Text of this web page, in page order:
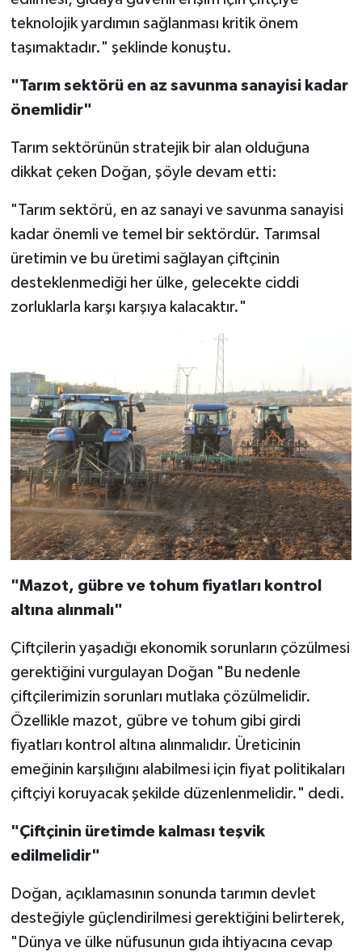
teknolojik yardımın sağlanması kritik önem
taşımaktadır." şeklinde konuştu.
"Tarım sektörü en az savunma sanayisi kadar
önemlidir"
Tarım sektörünün stratejik bir alan olduğuna
dikkat çeken Doğan, şöyle devam etti:
"Tarım sektörü, en az sanayi ve savunma sanayisi
kadar önemli ve temel bir sektördür. Tarımsal
üretimin ve bu üretimi sağlayan çiftçinin
desteklenmediği her ülke, gelecekte ciddi
zorluklarla karşı karşıya kalacaktır."
"Mazot, gübre ve tohum fiyatları kontrol
altına alınmalı"
Çiftçilerin yaşadığı ekonomik sorunların çözülmesi
gerektiğini vurgulayan Doğan "Bu nedenle
çiftçilerimizin sorunları mutlaka çözülmelidir.
Özellikle mazot, gübre ve tohum gibi girdi
fiyatları kontrol altına alınmalıdır. Üreticinin
emeğinin karşılığını alabilmesi için fiyat politikaları
çiftçiyi koruyacak şekilde düzenlenmelidir." dedi.
"Çiftçinin üretimde kalması teşvik
edilmelidir"
Doğan, açıklamasının sonunda tarımın devlet
desteğiyle güçlendirilmesi gerektiğini belirterek,
"Dünya ve ülke nüfusunun gıda ihtiyacına cevap